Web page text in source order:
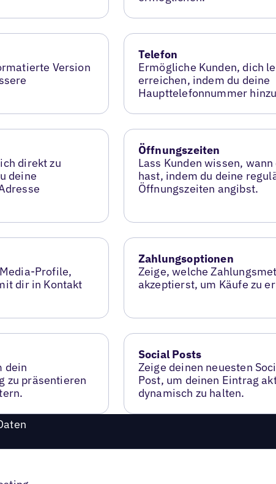
Version
Telefon
Ermögliche Kunden, dich
erreichen, indem du deine
Haupttelefonnummer
direkt zu
deine
Öffnungszeiten
Lass Kunden wissen,
hast, indem du deine
Öffnungszeiten angibst.
Profile,
dir in Kontakt
Zahlungsoptionen
Zeige, welche
akzeptierst, um Käufe zu
dein
zu präsentieren
Social Posts
Zeige deinen neuesten
Post, um deinen Eintrag
dynamisch zu halten.